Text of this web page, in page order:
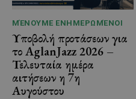
ΜΈΝΟΥΜΕ ΕΝΗΜΕΡΩΜΈΝΟΙ
Υποβολή προτάσεων για
το AglanJazz 2026 –
Τελευταία ημέρα
αιτήσεων η 7η
Αυγούστου